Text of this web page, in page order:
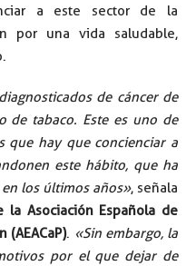
a este sector de la
por una vida saludable,
de cáncer de
de tabaco. Este es uno de
que hay que concienciar a
este hábito, que ha
los últimos años», señala
la Asociación Española de
(AEACaP). «Sin embargo, la
por el que dejar de